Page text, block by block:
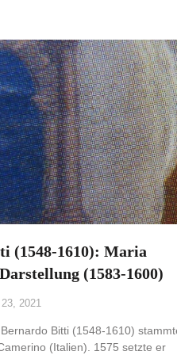
(1548-1610): Maria
(1583-1600)
2021
Bitti (1548-1610)
(Italien). 1575 setzte er